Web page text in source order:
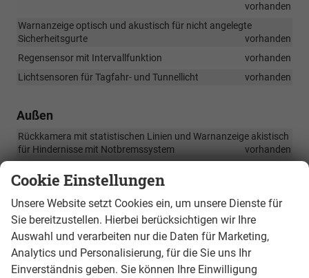
vorhanden
Warnanzeige optisch und akustisch für nicht angelegte
Sicherheitsgurte
vorhanden
Regensensor mit Intervallfunktion
vorhanden
Lichtsensoren für Tagfahr- und Tunnellicht
vorhanden
Außen
Rückkamera mit statistischen Linien und Warnanzeige akistisch
für Hindernisse mit Notbremssystem
vorhanden
Einstiegsleisten vorne in Aluminium und beleuchtet
Scheibenwischer mit mehreren Wischgeschwindigkeiten und
Interbvallfunktion
vorhanden
LED Kombinationsrückleuchten mit dynamischenn
Blinkleuchten
vorhanden
Coming /Leaving Home Funktionm mit Cupra Begrüßungs und
Cookie Einstellungen
Unsere Website setzt Cookies ein, um unsere Dienste für
Sie bereitzustellen. Hierbei berücksichtigen wir Ihre
Auswahl und verarbeiten nur die Daten für Marketing,
Analytics und Personalisierung, für die Sie uns Ihr
Einverständnis geben. Sie können Ihre Einwilligung